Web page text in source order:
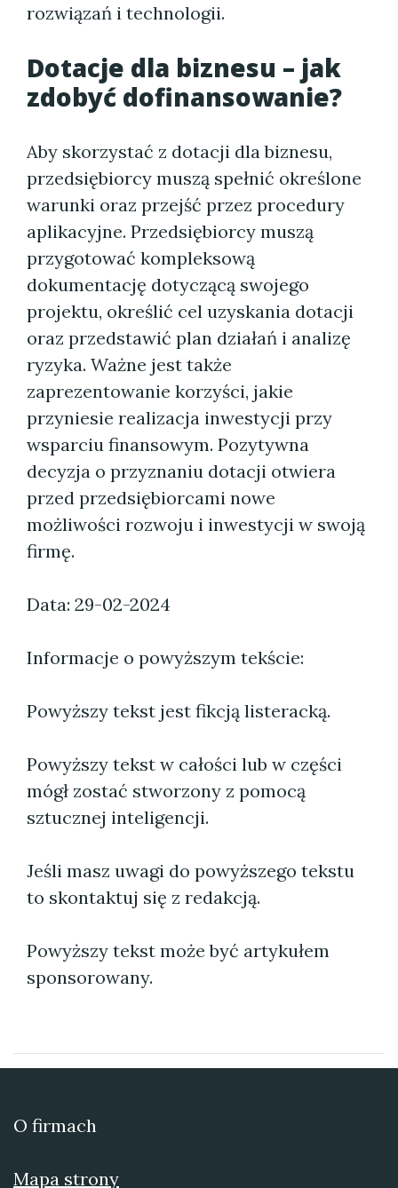
rozwiązań i technologii.
Dotacje dla biznesu – jak
zdobyć dofinansowanie?
Aby skorzystać z dotacji dla biznesu,
przedsiębiorcy muszą spełnić określone
warunki oraz przejść przez procedury
aplikacyjne. Przedsiębiorcy muszą
przygotować kompleksową
dokumentację dotyczącą swojego
projektu, określić cel uzyskania dotacji
oraz przedstawić plan działań i analizę
ryzyka. Ważne jest także
zaprezentowanie korzyści, jakie
przyniesie realizacja inwestycji przy
wsparciu finansowym. Pozytywna
decyzja o przyznaniu dotacji otwiera
przed przedsiębiorcami nowe
możliwości rozwoju i inwestycji w swoją
firmę.
Data: 29-02-2024
Informacje o powyższym tekście:
Powyższy tekst jest fikcją listeracką.
Powyższy tekst w całości lub w części
mógł zostać stworzony z pomocą
sztucznej inteligencji.
Jeśli masz uwagi do powyższego tekstu
to skontaktuj się z redakcją.
Powyższy tekst może być artykułem
sponsorowany.
O firmach
Mapa strony